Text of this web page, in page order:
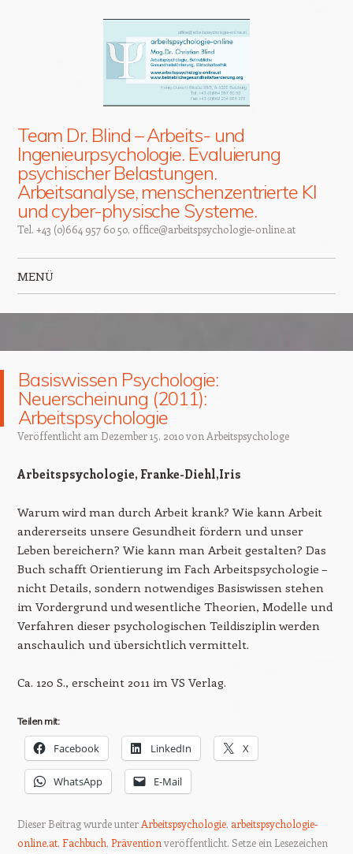
Team Dr. Blind – Arbeits- und
Ingenieurpsychologie. Evaluierung
psychischer Belastungen.
Arbeitsanalyse, menschenzentrierte KI
und cyber-physische Systeme.
Tel. +43 (0)664 957 60 50, office@arbeitspsychologie-online.at
MENÜ
Basiswissen Psychologie:
Neuerscheinung (2011):
Arbeitspsychologie
Veröffentlicht am Dezember 15, 2010von Arbeitspsychologe
Arbeitspsychologie, Franke-Diehl,Iris
Warum wird man durch Arbeit krank? Wie kann Arbeit
andererseits unsere Gesundheit fördern und unser
Leben bereichern? Wie kann man Arbeit gestalten? Das
Buch schafft Orientierung im Fach Arbeitspsychologie –
nicht Details, sondern notwendiges Basiswissen stehen
im Vordergrund und wesentliche Theorien, Modelle und
Verfahren dieser psychologischen Teildisziplin werden
anschaulich und übersichtlich vermittelt.
Ca. 120 S., erscheint 2011 im VS Verlag.
Teilen mit:
Facebook LinkedIn X
WhatsApp E-Mail
Dieser Beitrag wurde unter Arbeitspsychologie, arbeitspsychologie-
online.at, Fachbuch, Prävention veröffentlicht. Setze ein Lesezeichen